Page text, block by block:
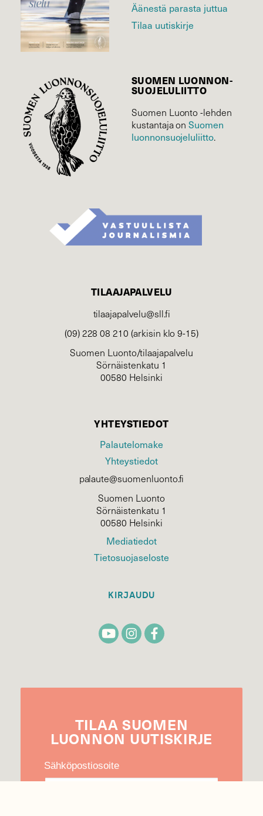
Äänestä parasta juttua
Tilaa uutiskirje
SUOMEN LUONNON­
SUOJELU­LIITTO
Suomen Luonto -lehden
kustantaja onSuomen
luonnonsuojelu­liitto.
TILAAJAPALVELU
tilaajapalvelu@sll.fi
(09) 228 08 210 (arkisin klo 9-15)
Suomen Luonto/tilaajapalvelu
Sörnäistenkatu 1
00580 Helsinki
YHTEYSTIEDOT
Palautelomake
Yhteystiedot
palaute@suomenluonto.fi
Suomen Luonto
Sörnäistenkatu 1
00580 Helsinki
Mediatiedot
Tietosuojaseloste
KIRJAUDU
TILAA SUOMEN
LUONNON UUTIS­KIRJE
Sähköpostiosoite